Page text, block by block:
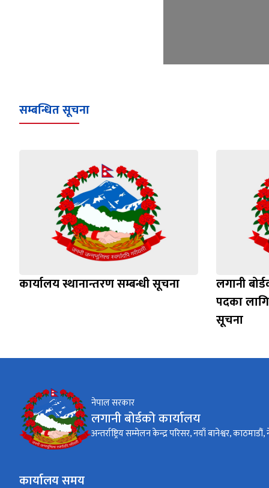
सम्बन्धित सूचना
कार्यालय स्थानान्तरण सम्बन्धी सूचना
लगानी
पदका
सूचना
नेपाल सरकार
लगानी बोर्डको कार्यालय
अन्तर्राष्ट्रिय सम्मेलन केन्द्र परिसर, नयाँ बानेश्वर,
कार्यालय समय